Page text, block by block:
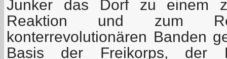
Junker das Dorf zu einem
Reaktion und zum
konterrevolutionären Banden
Basis der Freikorps, der